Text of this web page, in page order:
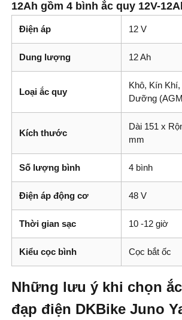
12Ah gồm 4 bình ắc quy 12V-
Điện áp 12 V
Dung lượng 12 Ah
Loại ắc quy
Khô, Kín
Dưỡng
Kích thước
Dài 151 x
mm
Số lượng bình 4 bình
Điện áp động cơ 48 V
Thời gian sạc 10 -12 giờ
Kiểu cọc bình Cọc bắt ốc
Những lưu ý khi chọn
đạp điện DKBike Juno